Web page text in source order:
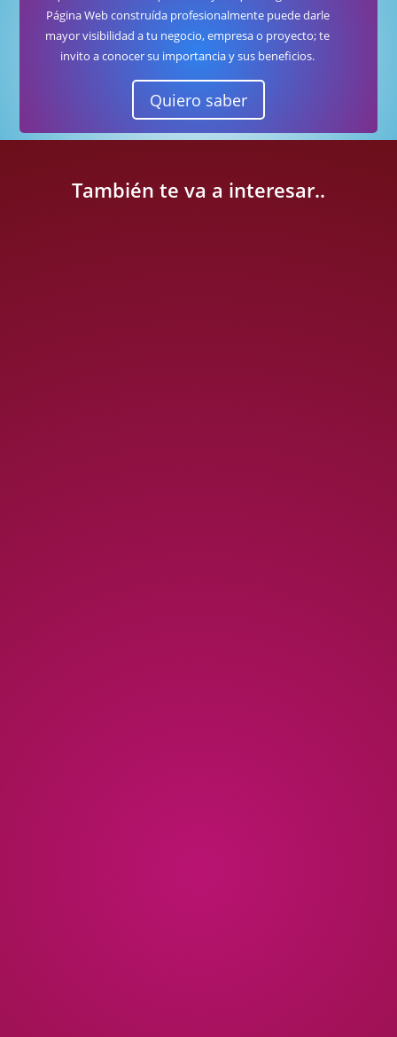
Página Web construída profesionalmente puede darle
mayor visibilidad a tu negocio, empresa o proyecto; te
invito a conocer su importancia y sus beneficios.
Quiero saber
También te va a interesar..